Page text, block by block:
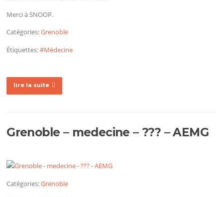
Merci à SNOOP.
Catégories:Grenoble
Étiquettes:#Médecine
lire la suite
Grenoble – medecine – ??? – AEMG
Catégories:Grenoble